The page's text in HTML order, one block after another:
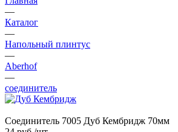
—
Каталог
—
Напольный плинтус
—
Aberhof
—
соединитель
Соединитель 7005 Дуб Кембридж 70мм